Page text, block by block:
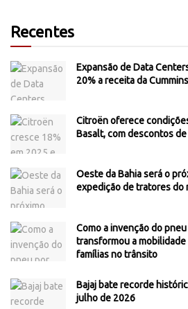
Recentes
Expansão de Data
20% a receita da
Citroën oferece
Basalt, com descontos de
Oeste da Bahia será o
expedição de tratores do
Como a invenção do
transformou a
famílias no trânsito
Bajaj bate recorde
julho de 2026